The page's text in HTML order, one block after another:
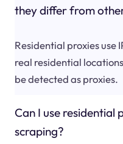
they differ from
Residential proxies use
real residential
be detected as proxies.
Can I use residential
scraping?